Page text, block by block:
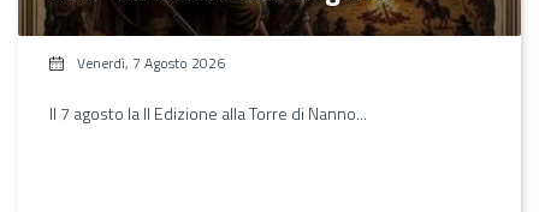
Venerdì, 7 Agosto 2026
Il 7 agosto la II Edizione alla Torre di Nanno...